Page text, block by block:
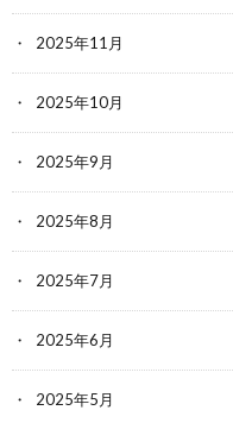
2025年11月
2025年10月
2025年9月
2025年8月
2025年7月
2025年6月
2025年5月